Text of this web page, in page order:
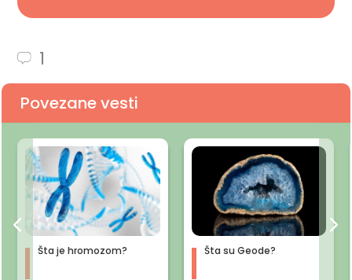
1
Povezane vesti
Šta je hromozom? Šta su Geode?